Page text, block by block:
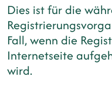
Dies ist für die
Fall, wenn die
Internetseite
wird.